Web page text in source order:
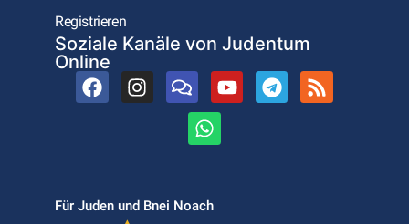
Registrieren
Soziale Kanäle von Judentum
Online
Für Juden und Bnei Noach